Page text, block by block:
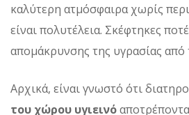
καλύτερη ατμόσφαιρα χωρίς
είναι πολυτέλεια. Σκέφτηκες
απομάκρυνσης της υγρασίας από
Αρχικά, είναι γνωστό ότι
του χώρου υγιεινό